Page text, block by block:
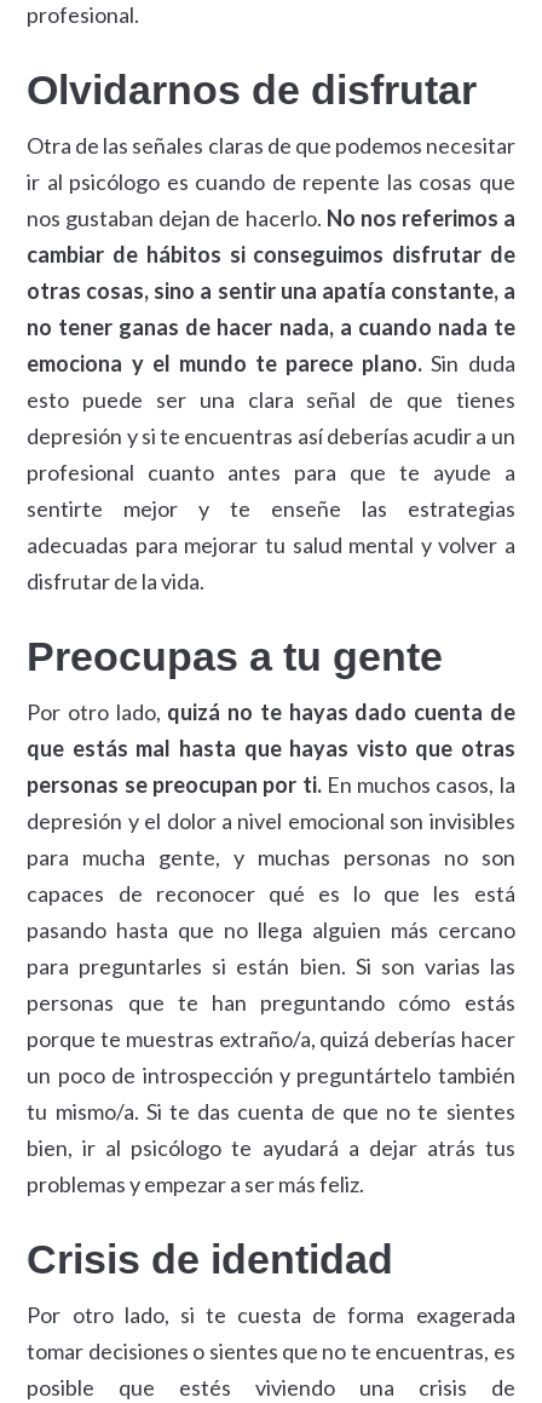
profesional.
Olvidarnos de disfrutar
Otra de las señales claras de que podemos necesitar
ir al psicólogo es cuando de repente las cosas que
nos gustaban dejan de hacerlo. No nos referimos a
cambiar de hábitos si conseguimos disfrutar de
otras cosas, sino a sentir una apatía constante, a
no tener ganas de hacer nada, a cuando nada te
emociona y el mundo te parece plano. Sin duda
esto puede ser una clara señal de que tienes
depresión y si te encuentras así deberías acudir a un
profesional cuanto antes para que te ayude a
sentirte mejor y te enseñe las estrategias
adecuadas para mejorar tu salud mental y volver a
disfrutar de la vida.
Preocupas a tu gente
Por otro lado, quizá no te hayas dado cuenta de
que estás mal hasta que hayas visto que otras
personas se preocupan por ti.En muchos casos, la
depresión y el dolor a nivel emocional son invisibles
para mucha gente, y muchas personas no son
capaces de reconocer qué es lo que les está
pasando hasta que no llega alguien más cercano
para preguntarles si están bien. Si son varias las
personas que te han preguntando cómo estás
porque te muestras extraño/a, quizá deberías hacer
un poco de introspección y preguntártelo también
tu mismo/a. Si te das cuenta de que no te sientes
bien, ir al psicólogo te ayudará a dejar atrás tus
problemas y empezar a ser más feliz.
Crisis de identidad
Por otro lado, si te cuesta de forma exagerada
tomar decisiones o sientes que no te encuentras, es
posible que estés viviendo una crisis de